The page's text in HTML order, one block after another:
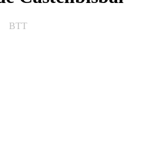
BTT